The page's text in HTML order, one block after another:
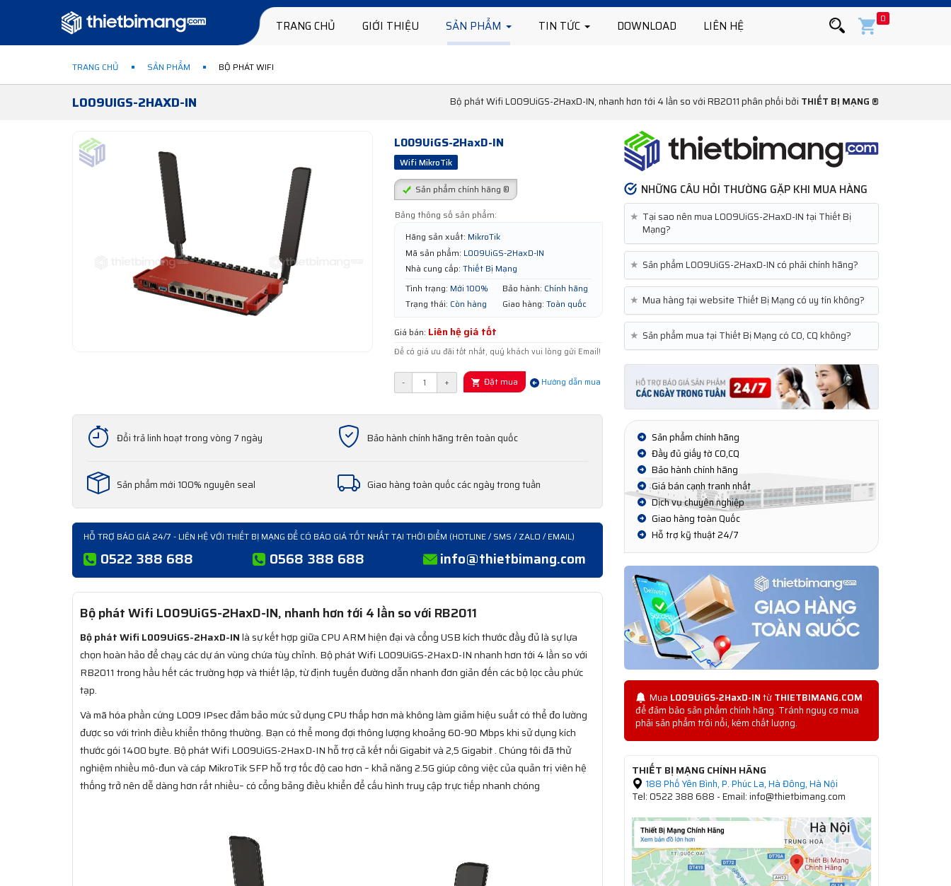
TRANG CHỦ GIỚI THIỆU SẢN PHẨM TIN TỨC DOWNLOAD LIÊN HỆ 0
TRANG CHỦ SẢN PHẨM BỘ PHÁT WIFI
L009UIGS-2HAXD-IN Bộ phát Wifi L009UiGS-2HaxD-IN, nhanh hơn tới 4 lần so với RB2011 phân phối bởi THIẾT BỊ MẠNG ®
L009UiGS-2HaxD-IN
Wifi MikroTik
Sản phẩm chính hãng ®
Bảng thông số sản phẩm:
Hãng sản xuất: MikroTik
Mã sản phẩm: L009UiGS-2HaxD-IN
Nhà cung cấp: Thiết Bị Mạng
Tình trạng: Mới 100% Bảo hành: Chính hãng
Trạng thái: Còn hàng Giao hàng: Toàn quốc
Giá bán: Liên hệ giá tốt
Để có giá ưu đãi tốt nhất, quý khách vui lòng gửi Email!
- + Đặt mua Hướng dẫn mua
Đổi trả linh hoạt trong vòng 7 ngày Bảo hành chính hãng trên toàn quốc
Sản phẩm mới 100% nguyên seal Giao hàng toàn quốc các ngày trong tuần
HỖ TRỢ BÁO GIÁ 24/7 - LIÊN HỆ VỚI THIẾT BỊ MẠNG ĐỂ CÓ BÁO GIÁ TỐT NHẤT TẠI THỜI ĐIỂM (HOTLINE / SMS / ZALO / EMAIL)
0522 388 688 0568 388 688 info@thietbimang.com
Bộ phát Wifi L009UiGS-2HaxD-IN, nhanh hơn tới 4 lần so với RB2011
Bộ phát Wifi L009UiGS-2HaxD-INlà sự kết hợp giữa CPU ARM hiện đại và cổng USB kích thước đầy đủ là sự lựa
chọn hoàn hảo để chạy các dự án vùng chứa tùy chỉnh. Bộ phát Wifi L009UiGS-2HaxD-IN nhanh hơn tới 4 lần so với
RB2011 trong hầu hết các trường hợp và thiết lập, từ định tuyến đường dẫn nhanh đơn giản đến các bộ lọc cầu phức
tạp.
Và mã hóa phần cứng L009 IPsec đảm bảo mức sử dụng CPU thấp hơn mà không làm giảm hiệu suất có thể đo lường
được so với trình điều khiển thông thường. Bạn có thể mong đợi thông lượng khoảng 60-90 Mbps khi sử dụng kích
thước gói 1400 byte. Bộ phát Wifi L009UiGS-2HaxD-IN hỗ trợ cả kết nối Gigabit và 2,5 Gigabit . Chúng tôi đã thử
nghiệm nhiều mô-đun và cáp MikroTik SFP hỗ trợ tốc độ cao hơn – khả năng 2.5G giúp công việc của quản trị viên hệ
thống trở nên dễ dàng hơn rất nhiều– có cổng bảng điều khiển để cấu hình truy cập trực tiếp nhanh chóng
NHỮNG CÂU HỎI THƯỜNG GẶP KHI MUA HÀNG
★ Tại sao nên mua L009UiGS-2HaxD-IN tại Thiết Bị
Mạng?
★ Sản phẩm L009UiGS-2HaxD-IN có phải chính hãng?
★ Mua hàng tại website Thiết Bị Mạng có uy tín không?
★ Sản phẩm mua tại Thiết Bị Mạng có CO, CQ không?
Sản phẩm chính hãng
Đầy đủ giấy tờ CO,CQ
Bảo hành chính hãng
Giá bán cạnh tranh nhất
Dịch vụ chuyên nghiệp
Giao hàng toàn Quốc
Hỗ trợ kỹ thuật 24/7
Mua L009UiGS-2HaxD-INtừTHIETBIMANG.COM
để đảm bảo sản phẩm chính hãng. Tránh nguy cơ mua
phải sản phẩm trôi nổi, kém chất lượng.
THIẾT BỊ MẠNG CHÍNH HÃNG
188 Phố Yên Bình, P. Phúc La, Hà Đông, Hà Nội
Tel: 0522 388 688 - Email: info@thietbimang.com